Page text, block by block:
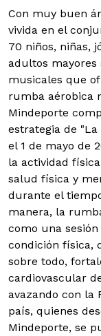
Con muy buen
vivida en el
70 niños, niñas,
adultos mayores
musicales que
rumba aérobica
Mindeporte
estrategia de
el 1 de mayo de
la actividad
salud física y
durante el
manera, la
como una
condición física,
sobre todo,
cardiovascular
avazando con la
país, quienes
Mindeporte, se